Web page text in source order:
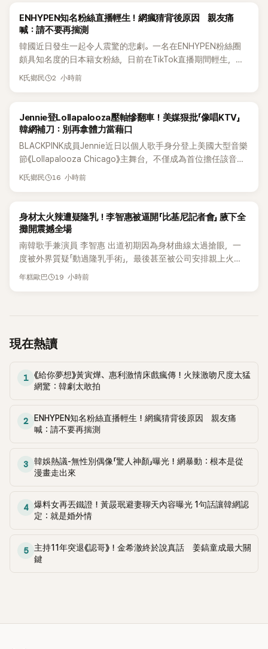
K-POP
ENHYPEN知名粉絲直播輕生！網瘋猜背後原因 親友痛
喊：請不要再揣測
韓國近日發生一起令人震驚的悲劇。一名在ENHYPEN粉絲圈
頗具知名度的日本籍女粉絲，日前在TikTok直播期間輕生，最
終不幸身亡，消息曝光後震驚韓網，也讓不少粉絲湧入社群平
K氏鄉民 2 小時前
K-POP
Jennie登Lollapalooza壓軸慘翻車！美媒狠批「像唱KTV」
韓網補刀：別再拿體力當藉口
BLACKPINK成員Jennie近日以個人歌手身分登上美國大型音樂
節《Lollapalooza Chicago》主舞台，不僅成為首位擔任該音樂
節Headliner（壓軸主秀）的K-POP女SOLO歌手，寫下全新紀
形容整場演出「就像一場豪華KTV」。
K氏鄉民 16 小時前
K-POP
身材太火辣遭疑隆乳！李智惠被逼開「比基尼記者會」 腋下全
攤開震撼全場
南韓歌手兼演員 李智惠 出道初期因為身材曲線太過搶眼，一
度被外界質疑「動過隆乳手術」，最後甚至被公司安排親上火
線，召開前所未見的「泳裝記者會」澄清。這場記者會後來還被
惠、李賢怡、李恩亨，以第13位「My Star」身分登場，分享最真
實的生活日常。 節目一開始，李瑞鎮 率先與李智惠會合，兩人
發問：「妳不是上新聞了？說妳去做整形？是人中縮短手術嗎？」
一貫犀利又不留情的問法，讓現場瞬間笑成一片。對此，李智
延燒到過去的爭議。李瑞鎮脫口補刀：「妳以前不是還在游泳池
開過記者會？」直接點名她當年的風波。李智惠聽了忍不住笑
麼大，不知道才奇怪吧。」一來一往，氣氛反而更加輕鬆。 談到
當年情況，李智惠終於鬆口坦言，當時確實被質疑動過隆胸手
解釋，當時隆胸手術幾乎只有「腋下切開」一種方式，「所以我就
想，既然一直說我有做，那我乾脆把腋下給大家看，證明我根
上，早在 2006 年，李智惠就為了證明自己沒有「隆乳」，真的
召開了一場泳裝記者招待會。當時她穿著比基尼站在一排攝影
年糕歐巴 19 小時前
現在熱讀
1
《給你夢想》黃寅燁、惠利激情床戲瘋傳！火辣激吻尺度太猛
網驚：韓劇太敢拍
2
ENHYPEN知名粉絲直播輕生！網瘋猜背後原因 親友痛
喊：請不要再揣測
3
韓娛熱議-無性別偶像「驚人神顏」曝光！網暴動：根本是從
漫畫走出來
4
爆料女再丟鐵證！黃晸珉避妻聊天內容曝光 1句話讓韓網認
定：就是婚外情
5
主持11年突退《認哥》！金希澈終於說真話 姜鎬童成最大關
鍵